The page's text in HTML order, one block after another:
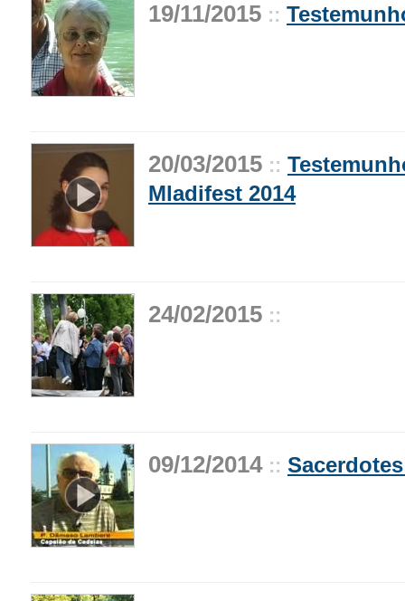
19/11/2015 ::
20/03/2015 ::
Mladifest 2014
24/02/2015 ::
09/12/2014 ::